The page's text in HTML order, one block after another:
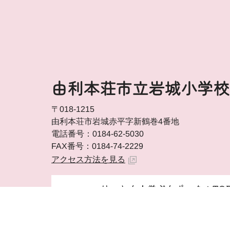
由利本荘市立岩城小学校
〒018-1215
由利本荘市岩城赤平字新鶴巻4番地
電話番号：0184-62-5030
FAX番号：0184-74-2229
アクセス方法を見る
はっしん！学ぶんポータル